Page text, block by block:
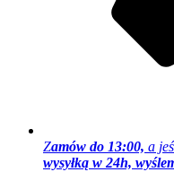
Zamów do 13:00, a
wysyłką w 24h,